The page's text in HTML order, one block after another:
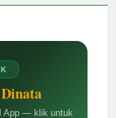
App — klik untuk